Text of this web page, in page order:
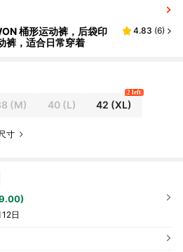
桶形运动裤，后袋印
裤，适合日常穿着
4.83 (6)
(M) 40(L) 42 (XL)
2 left
寸
日